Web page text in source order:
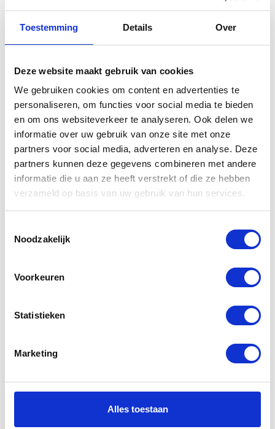
Toestemming Details Over
Deze website maakt gebruik van cookies
We gebruiken cookies om content en advertenties te
personaliseren, om functies voor social media te bieden
en om ons websiteverkeer te analyseren. Ook delen we
informatie over uw gebruik van onze site met onze
partners voor social media, adverteren en analyse. Deze
partners kunnen deze gegevens combineren met andere
informatie die u aan ze heeft verstrekt of die ze hebben
verzameld op basis van uw gebruik van hun services.
Noodzakelijk
Voorkeuren
Statistieken
Marketing
Alles toestaan
Gerelateerde
producten
50 liter
DC outlet Plus